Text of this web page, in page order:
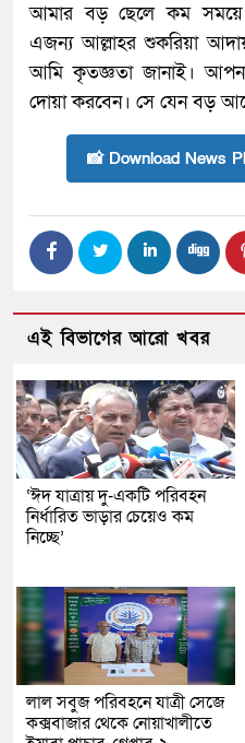
আমার বড় ছেলে কম সময়ে
এজন্য আল্লাহর শুকরিয়া
আমি কৃতজ্ঞতা জানাই।
দোয়া করবেন। সে যেন বড়
📸 Download News
এই বিভাগের আরো খবর
‘ঈদ যাত্রায় দু-একটি পরিবহন
নির্ধারিত ভাড়ার চেয়েও কম
নিচ্ছে’
লাল সবুজ পরিবহনে যাত্রী সেজে
কক্সবাজার থেকে নোয়াখালীতে